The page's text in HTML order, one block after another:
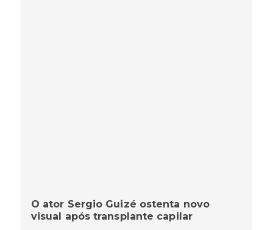
O ator Sergio Guizé ostenta novo
visual após transplante capilar